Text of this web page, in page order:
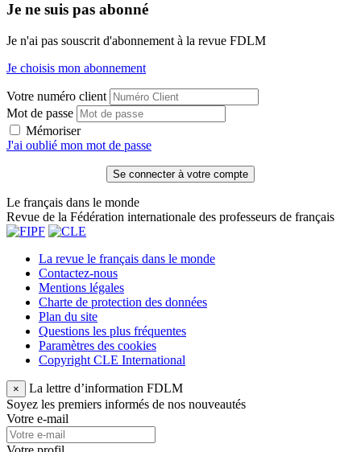
Je ne suis pas abonné
Je n'ai pas souscrit d'abonnement à la revue FDLM
Je choisis mon abonnement
Votre numéro client
Mot de passe
Mémoriser
J'ai oublié mon mot de passe
Le français dans le monde
Revue de la Fédération internationale des professeurs de français
La revue le français dans le monde
Contactez-nous
Mentions légales
Charte de protection des données
Plan du site
Questions les plus fréquentes
Paramètres des cookies
Copyright CLE International
×
La lettre d’information FDLM
Soyez les premiers informés de nos nouveautés
Votre e-mail